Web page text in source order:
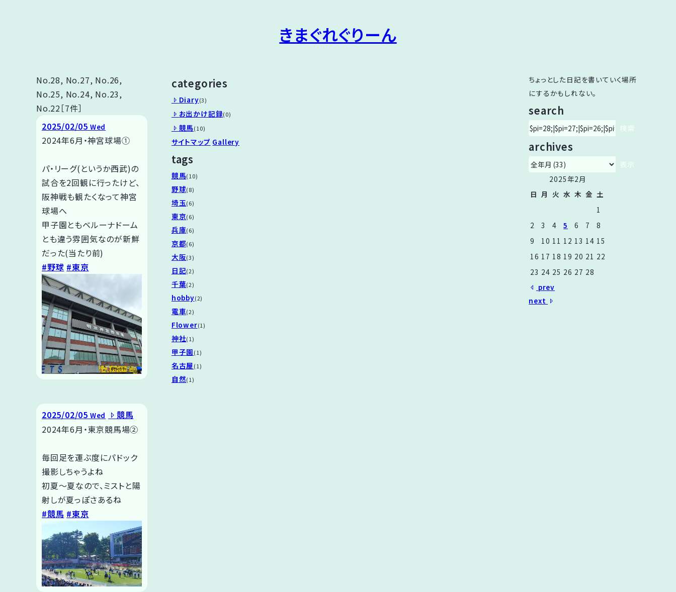
きまぐれぐりーん
No.28, No.27, No.26,
No.25, No.24, No.23,
No.22［7件］
2025/02/05 Wed
2024年6月・神宮球場①
パ・リーグ(というか西武)の
試合を2回観に行ったけど、
阪神戦も観たくなって神宮
球場へ
甲子園ともベルーナドーム
とも違う雰囲気なのが新鮮
だった(当たり前)
#野球 #東京
2025/02/05 Wed
競馬
2024年6月・東京競馬場②
毎回足を運ぶ度にパドック
撮影しちゃうよね
初夏〜夏なので、ミストと陽
射しが夏っぽさあるね
#競馬 #東京
categories
Diary(3)
お出かけ記録(0)
競馬(10)
サイトマップ Gallery
tags
競馬(10)
野球(8)
埼玉(6)
東京(6)
兵庫(6)
京都(6)
大阪(3)
日記(2)
千葉(2)
hobby(2)
電車(2)
Flower(1)
神社(1)
甲子園(1)
名古屋(1)
自然(1)
ちょっとした日記を書いていく場所
にするかもしれない。
search
archives
2025年2月
日 月 火 水 木 金 土
1
2
3 4 5 6 7
8
9
10 11 12 13 14 15
16 17 18 19 20 21 22
23 24 25 26 27 28
prev
next